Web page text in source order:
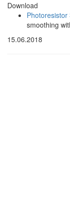
Download
Photoresistor
smoothing
15.06.2018